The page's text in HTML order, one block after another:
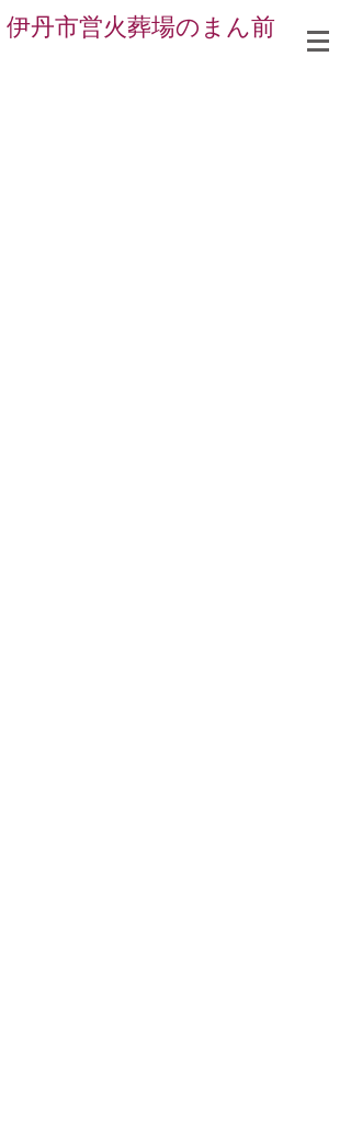
伊丹市営火葬場のまん前